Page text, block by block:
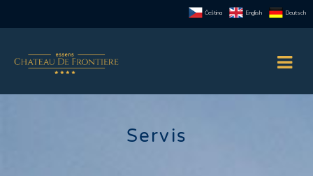
Čeština English Deutsch
Servis